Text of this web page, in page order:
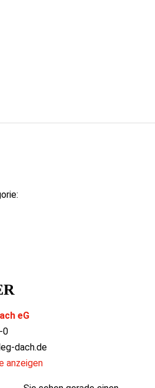
eG
0
dach.de
anzeigen